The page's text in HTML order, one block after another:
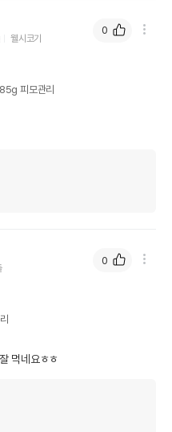
웰시코기
피모관리
0
먹네요ㅎㅎ
0